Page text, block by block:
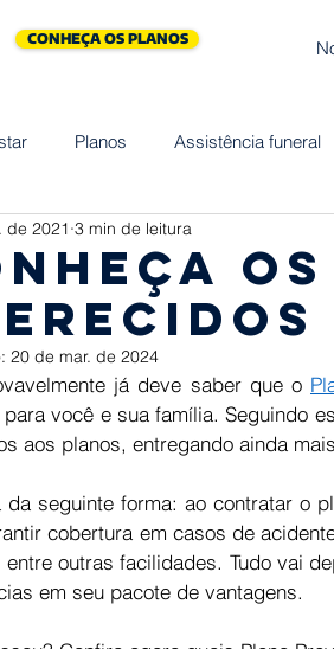
CONHEÇA OS PLANOS
Planos Assistência funeral
Assistências
Vida Homenagem
de 2021 3 min de leitura
20 de mar. de 2024
já deve saber que o
você e sua família. Seguindo
aos planos, entregando ainda
da seguinte forma: ao contratar o
cobertura em casos de
entre outras facilidades. Tudo vai
em seu pacote de vantagens.